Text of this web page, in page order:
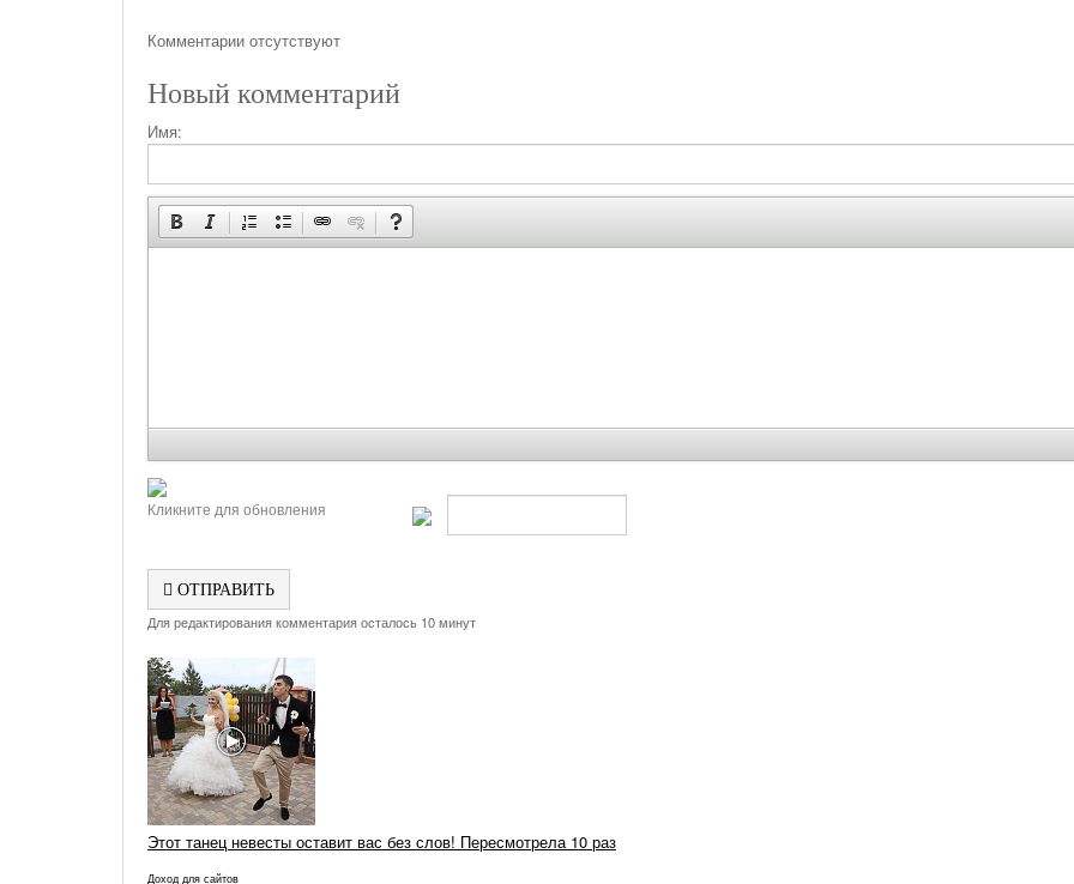
Комментарии отсутствуют
Новый комментарий
Имя:
Кликните для обновления
ОТПРАВИТЬ
Для редактирования комментария осталось 10 минут
Этот танец невесты оставит вас без слов! Пересмотрела 10 раз
Доход для сайтов